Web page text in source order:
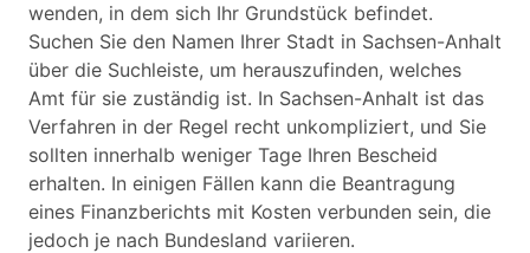
wenden, in dem sich Ihr Grundstück befindet.
Suchen Sie den Namen Ihrer Stadt in Sachsen-Anhalt
über die Suchleiste, um herauszufinden, welches
Amt für sie zuständig ist. In Sachsen-Anhalt ist das
Verfahren in der Regel recht unkompliziert, und Sie
sollten innerhalb weniger Tage Ihren Bescheid
erhalten. In einigen Fällen kann die Beantragung
eines Finanzberichts mit Kosten verbunden sein, die
jedoch je nach Bundesland variieren.